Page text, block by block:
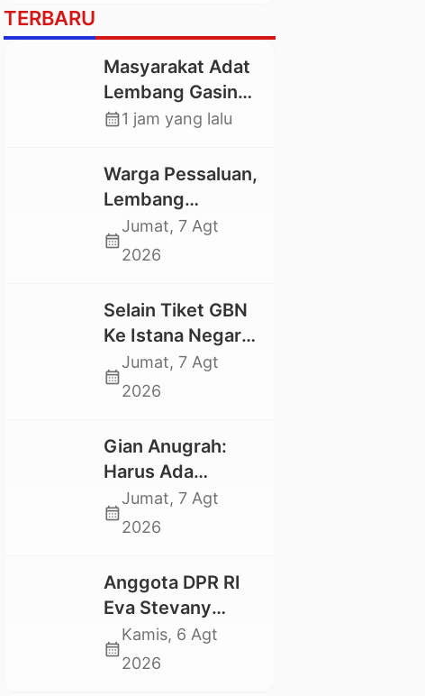
TERBARU
Masyarakat Adat
Lembang Gasing
Mengkendek Usir
yang Rusak
Kawasan Hutan
calendar_month1 jam yang lalu
Warga Pessaluan,
Lembang
Gandangbatu
Swadaya Cor
calendar_month
Jumat, 7 Agt
2026
Selain Tiket GBN
Ke Istana Negara,
Mahasiswa UKI
Toraja Oktavia
Pekan Seni
Mahasiswa
calendar_month
Jumat, 7 Agt
2026
Gian Anugrah:
Harus Ada
Kepastian Hukum
Hilangnya Stoner,
tidak Larut dalam
Trauma dan
Kesedihan
Berkepanjangan
calendar_month
Jumat, 7 Agt
2026
Anggota DPR RI
Eva Stevany
Rataba Salurkan
Bantuan Bagi
calendar_month
Kamis, 6 Agt
2026